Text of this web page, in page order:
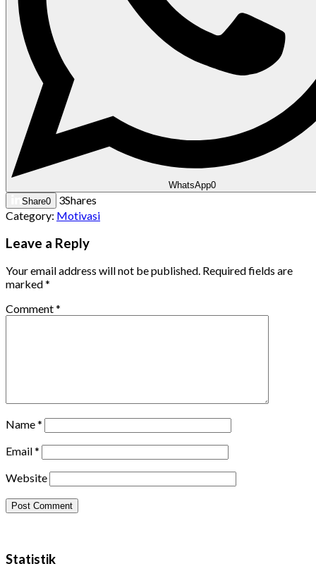
WhatsApp0
Share0 3Shares
Category: Motivasi
Leave a Reply
Your email address will not be published. Required fields are
marked*
Comment*
Name*
Email*
Website
Statistik